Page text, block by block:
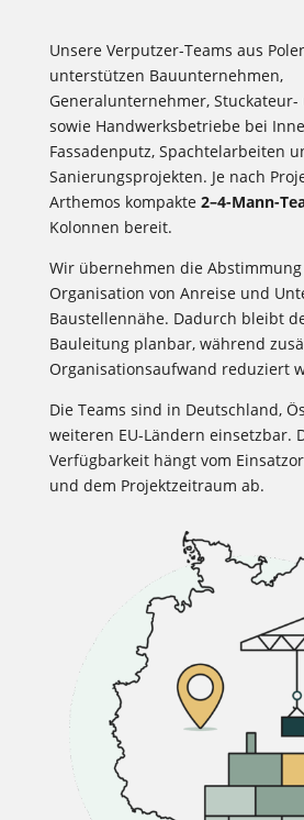
Unsere Verputzer-Teams aus
unterstützen Bauunternehmen,
Generalunternehmer,
sowie Handwerksbetriebe bei
Fassadenputz, Spachtelarbeiten
Sanierungsprojekten. Je nach
Arthemos kompakte 2–4-Mann-
Kolonnen bereit.
Wir übernehmen die
Organisation von Anreise und
Baustellennähe. Dadurch bleibt
Bauleitung planbar, während
Organisationsaufwand reduziert
Die Teams sind in Deutschland,
weiteren EU-Ländern einsetzbar.
Verfügbarkeit hängt vom
und dem Projektzeitraum ab.